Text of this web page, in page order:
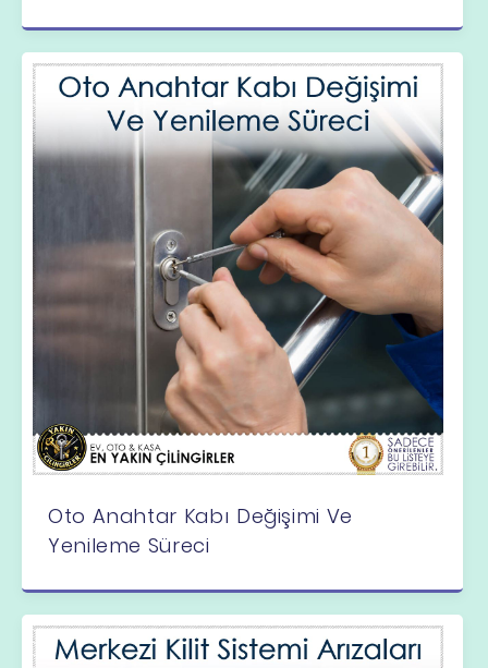
Oto Anahtar Kabı Değişimi Ve
Yenileme Süreci